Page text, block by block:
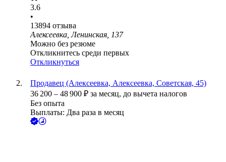
3.6
•
13894 отзыва
Алексеевка, Ленинская, 137
Можно без резюме
Откликнитесь среди первых
Откликнуться
Продавец (Алексеевка, Алексеевка, Советская, 45)
36 200 – 48 900 ₽ за месяц, до вычета налогов
Без опыта
Выплаты: Два раза в месяц